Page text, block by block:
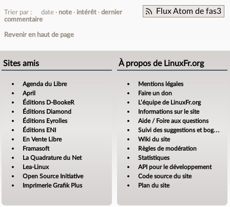
Flux Atom de fas3
Trier par : date note intérêt
dernier
commentaire
Revenir en haut de page
Sites amis
Agenda du Libre
April
Éditions D-BookeR
Éditions Diamond
Éditions Eyrolles
Éditions ENI
En Vente Libre
Framasoft
La Quadrature du Net
Lea-Linux
Open Source Initiative
Imprimerie Grafik Plus
À propos de LinuxFr.org
Mentions légales
Faire un don
L’équipe de LinuxFr.org
Informations sur le site
Aide / Foire aux questions
Suivi des suggestions et bogues
Wiki du site
Règles de modération
Statistiques
API pour le développement
Code source du site
Plan du site